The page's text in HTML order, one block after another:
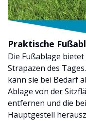
Praktische
Die Fußablage
Strapazen des
kann sie bei Bedarf
Ablage von der
entfernen und die
Hauptgestell